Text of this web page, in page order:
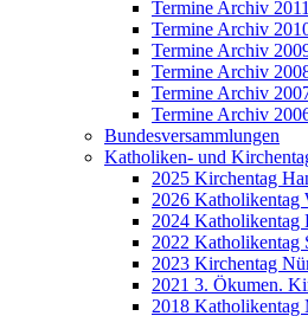
Termine Archiv 2011
Termine Archiv
Termine Archiv
Termine Archiv
Termine Archiv
Termine Archiv
Bundesversammlungen
Katholiken- und
2025 Kirchentag
2026 Katholikentag
2024 Katholikentag
2022 Katholikentag
2023 Kirchentag
2021 3. Ökumen.
2018 Katholikentag